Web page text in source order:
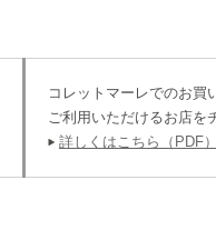
コレットマーレでのお買
ご利用いただけるお店を
詳しくはこちら（PDF）